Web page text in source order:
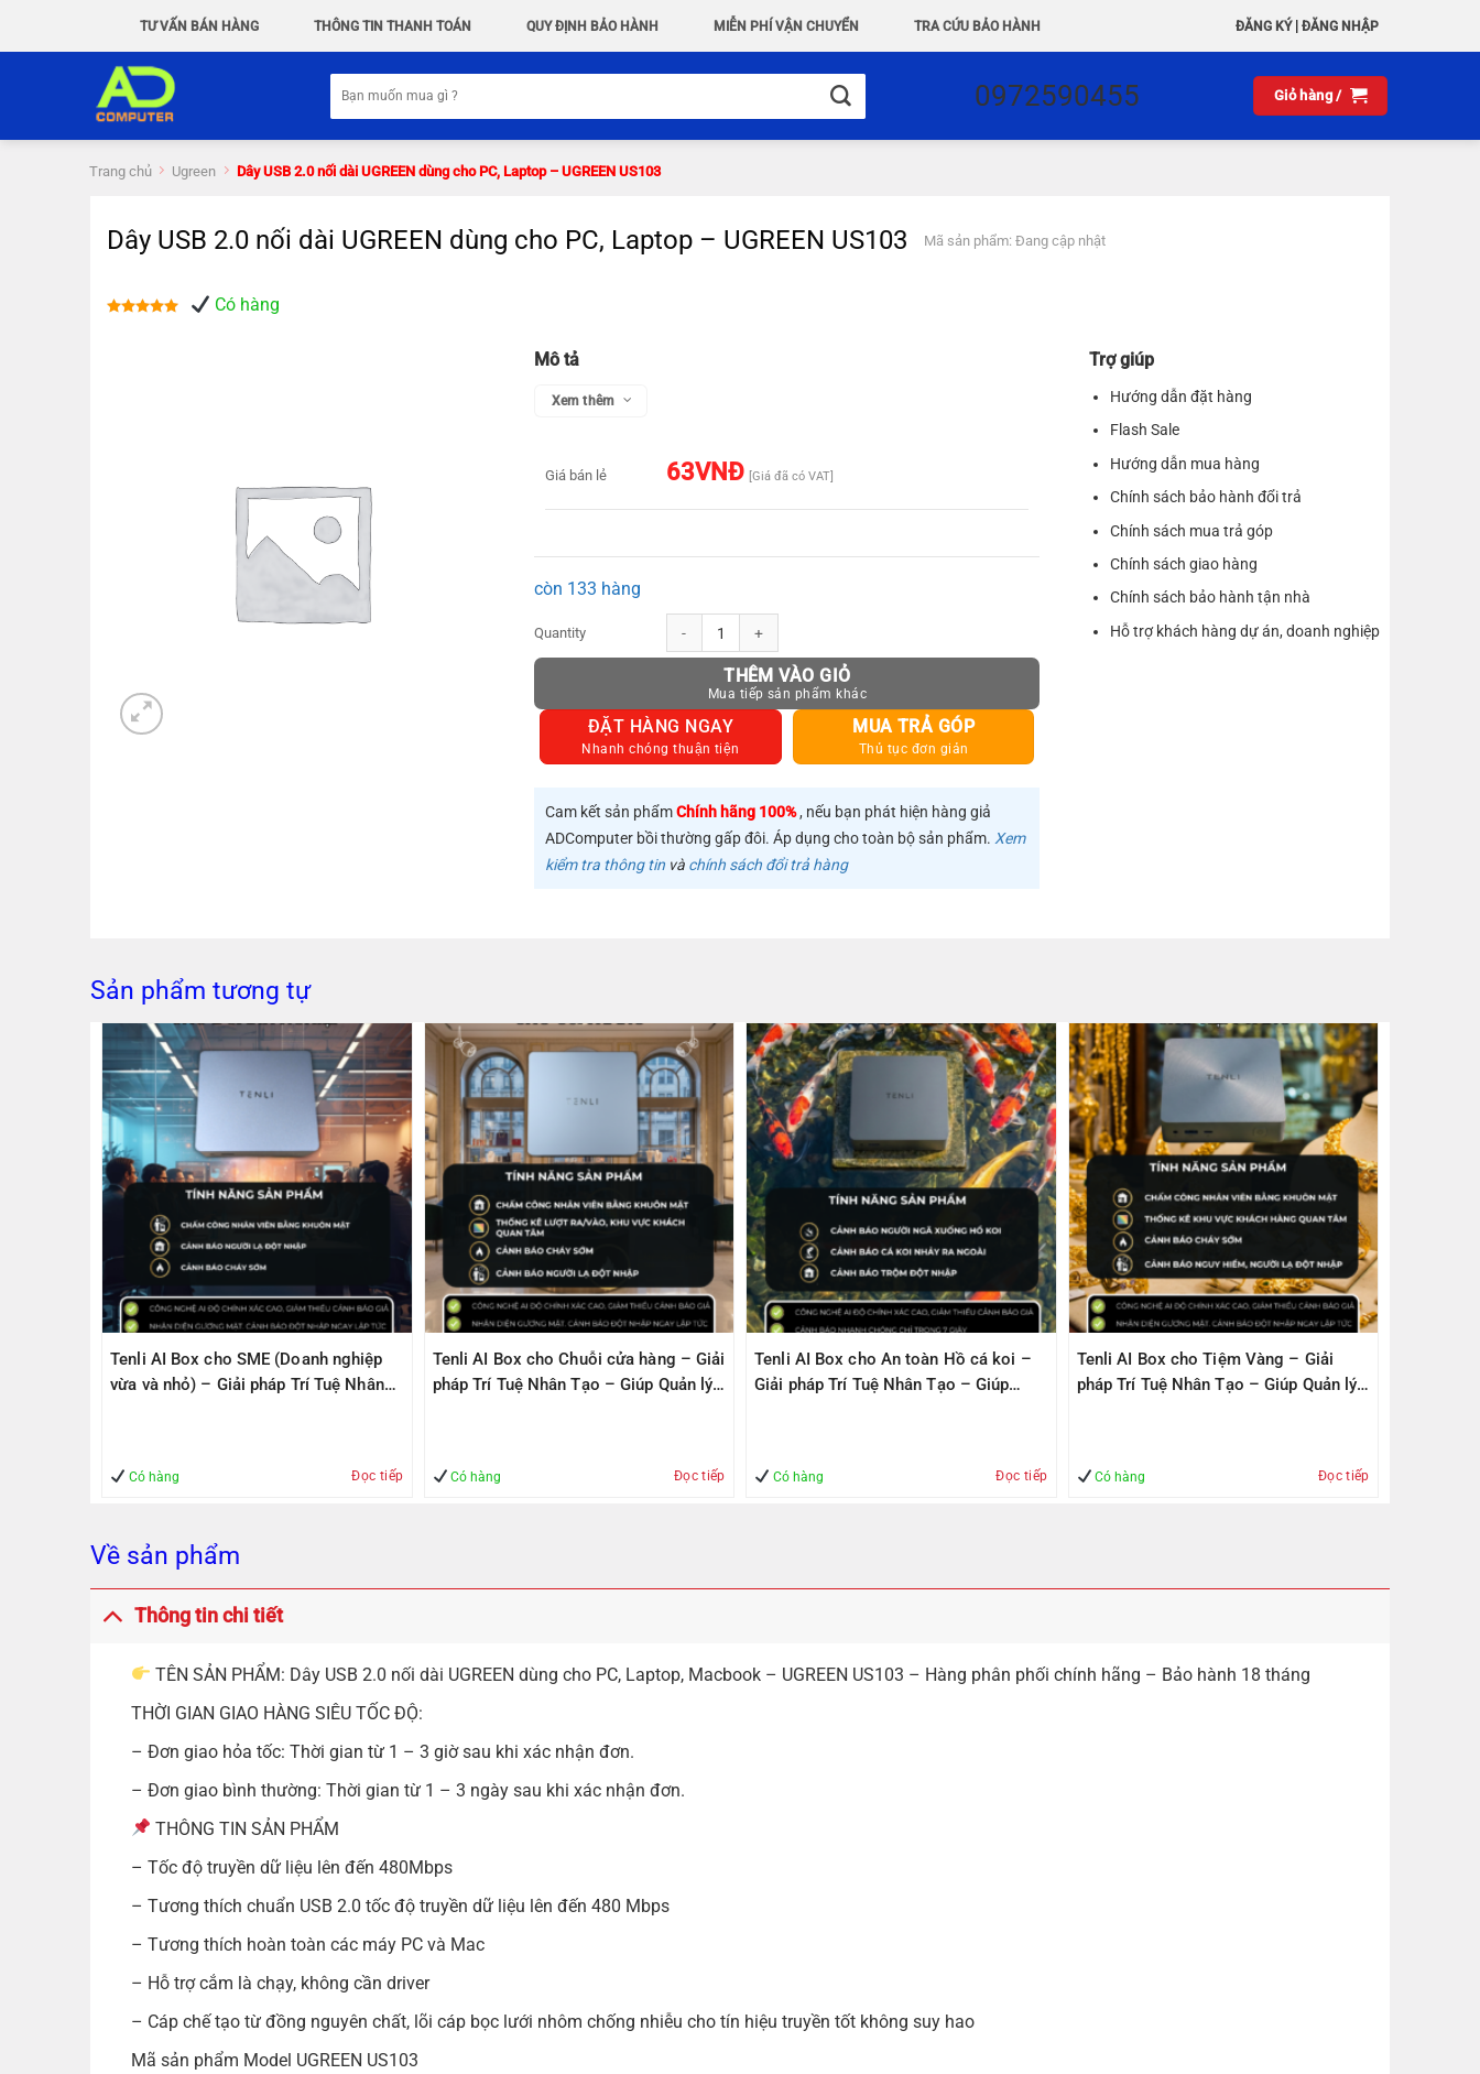
TƯ VẤN BÁN HÀNG THÔNG TIN THANH TOÁN QUY ĐỊNH BẢO HÀNH MIỄN PHÍ VẬN CHUYỂN TRA CỨU BẢO HÀNH ĐĂNG KÝ| ĐĂNG NHẬP
kiếm:
0972590455 Giỏ hàng /
Trang chủ Ugreen Dây USB 2.0 nối dài UGREEN dùng cho PC, Laptop – UGREEN US103
Dây USB 2.0 nối dài UGREEN dùng cho PC, Laptop – UGREEN US103 Mã sản phẩm: Đang cập nhật
Có hàng
Mô tả
Xem thêm
Giá bán lẻ 63VNĐ [Giá đã có VAT]
còn 133 hàng
Dây USB 2.0 nối dài UGREEN dùng cho PC, Laptop - UGREEN US103 số lượng
THÊM VÀO GIỎ
ĐẶT HÀNG NGAY
Nhanh chóng thuận tiện
MUA TRẢ GÓP
Thủ tục đơn giản
Cam kết sản phẩmChính hãng 100%, nếu bạn phát hiện hàng giả
ADComputer bồi thường gấp đôi. Áp dụng cho toàn bộ sản phẩm. Xem
kiểm tra thông tin và chính sách đổi trả hàng
Trợ giúp
Hướng dẫn đặt hàng
Flash Sale
Hướng dẫn mua hàng
Chính sách bảo hành đổi trả
Chính sách mua trả góp
Chính sách giao hàng
Chính sách bảo hành tận nhà
Hỗ trợ khách hàng dự án, doanh nghiệp
Sản phẩm tương tự
Tenli AI Box cho SME (Doanh nghiệp
vừa và nhỏ) – Giải pháp Trí Tuệ Nhân
Có hàng Đọc tiếp
Tenli AI Box cho Chuỗi cửa hàng – Giải
pháp Trí Tuệ Nhân Tạo – Giúp Quản lý
Có hàng Đọc tiếp
Tenli AI Box cho An toàn Hồ cá koi –
Giải pháp Trí Tuệ Nhân Tạo – Giúp
Có hàng Đọc tiếp
Tenli AI Box cho Tiệm Vàng – Giải
pháp Trí Tuệ Nhân Tạo – Giúp Quản lý
Có hàng Đọc tiếp
Về sản phẩm
Thông tin chi tiết
TÊN SẢN PHẨM: Dây USB 2.0 nối dài UGREEN dùng cho PC, Laptop, Macbook – UGREEN US103 – Hàng phân phối chính hãng – Bảo hành 18 tháng
THỜI GIAN GIAO HÀNG SIÊU TỐC ĐỘ:
– Đơn giao hỏa tốc: Thời gian từ 1 – 3 giờ sau khi xác nhận đơn.
– Đơn giao bình thường: Thời gian từ 1 – 3 ngày sau khi xác nhận đơn.
THÔNG TIN SẢN PHẨM
– Tốc độ truyền dữ liệu lên đến 480Mbps
– Tương thích chuẩn USB 2.0 tốc độ truyền dữ liệu lên đến 480 Mbps
– Tương thích hoàn toàn các máy PC và Mac
– Hỗ trợ cắm là chạy, không cần driver
– Cáp chế tạo từ đồng nguyên chất, lõi cáp bọc lưới nhôm chống nhiễu cho tín hiệu truyền tốt không suy hao
Mã sản phẩm Model UGREEN US103